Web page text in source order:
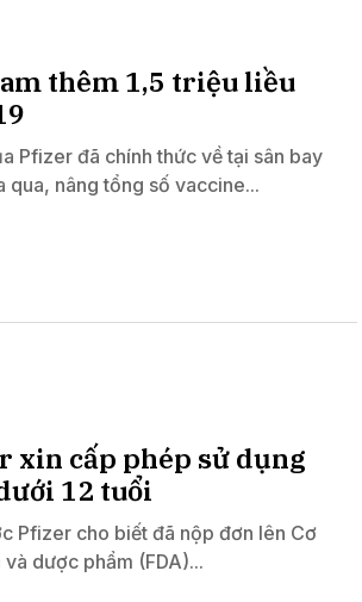
thêm 1,5 triệu liều
Pfizer đã chính thức về tại sân bay
qua, nâng tổng số vaccine...
xin cấp phép sử dụng
12 tuổi
Pfizer cho biết đã nộp đơn lên Cơ
dược phẩm (FDA)...